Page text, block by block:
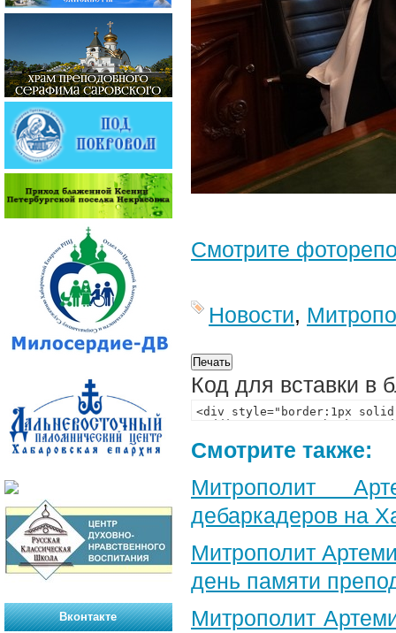
Смотрите
Новости,
Код для вставки в
Смотрите также:
Митрополит
дебаркадеров на
Митрополит
день памяти
Митрополит
Вконтакте